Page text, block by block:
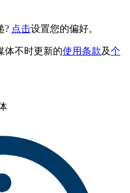
? 点击设置您的偏好。
体不时更新的使用条款及个